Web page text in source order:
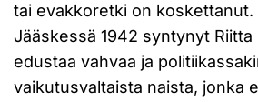
tai evakkoretki on koskettanut.
Jääskessä 1942 syntynyt Riitta
edustaa vahvaa ja
vaikutusvaltaista naista, jonka